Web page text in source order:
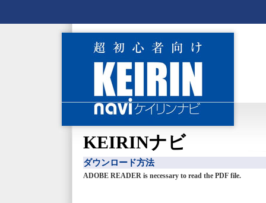
KEIRINナビ
ダウンロード方法
ADOBE READER is necessary to read the PDF file.